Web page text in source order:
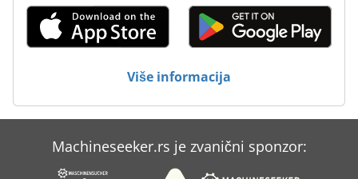
Više informacija
Machineseeker.rs je zvanični sponzor: